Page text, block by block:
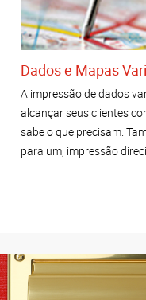
Dados e Mapas
A impressão de dados
alcançar seus clientes
sabe o que precisam.
para um, impressão